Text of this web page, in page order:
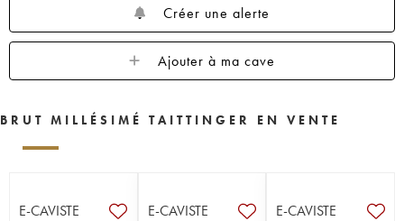
Créer une alerte
Ajouter à ma cave
BRUT MILLÉSIMÉ TAITTINGER EN VENTE
E-CAVISTE E-CAVISTE E-CAVISTE